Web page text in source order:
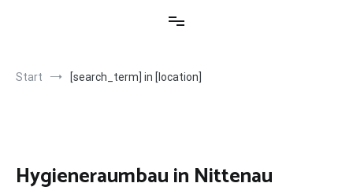
Start [search_term] in [location]
Hygieneraumbau in Nittenau